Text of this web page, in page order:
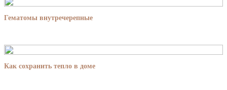
Гематомы внутречерепные
Как сохранить тепло в доме